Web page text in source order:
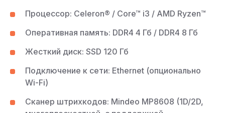
Процессор: Celeron® / Core™ i3 / AMD Ryzen™
Оперативная память: DDR4 4 Гб / DDR4 8 Гб
Жесткий диск: SSD 120 Гб
Подключение к сети: Ethernet (опционально
Wi-Fi)
Сканер штрихкодов: Mindeo MP8608 (1D/2D,